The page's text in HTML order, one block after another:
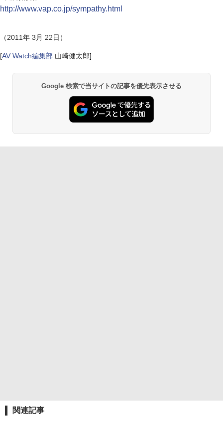
http://www.vap.co.jp/sympathy.html
（2011年 3月 22日）
[AV Watch編集部 山崎健太郎]
Google 検索で当サイトの記事を優先表示させる
関連記事